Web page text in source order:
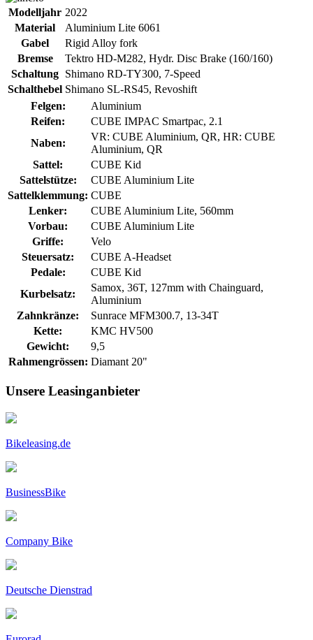
Modelljahr 2022
Material
Aluminium Lite 6061
Gabel
Rigid Alloy fork
Bremse
Tektro HD-M282, Hydr. Disc Brake (160/160)
Schaltung Shimano RD-TY300, 7-Speed
Schalthebel Shimano SL-RS45, Revoshift
Felgen:
Aluminium
Reifen:
CUBE IMPAC Smartpac, 2.1
Naben:
VR: CUBE Aluminium, QR, HR: CUBE
Aluminium, QR
Sattel:
CUBE Kid
Sattelstütze:
CUBE Aluminium Lite
Sattelklemmung: CUBE
Lenker:
CUBE Aluminium Lite, 560mm
Vorbau:
CUBE Aluminium Lite
Griffe:
Velo
Steuersatz:
CUBE A-Headset
Pedale:
CUBE Kid
Kurbelsatz:
Samox, 36T, 127mm with Chainguard,
Aluminium
Zahnkränze:
Sunrace MFM300.7, 13-34T
Kette:
KMC HV500
Gewicht:
9,5
Rahmengrössen: Diamant 20"
Unsere Leasinganbieter
Bikeleasing.de
BusinessBike
Company Bike
Deutsche Dienstrad